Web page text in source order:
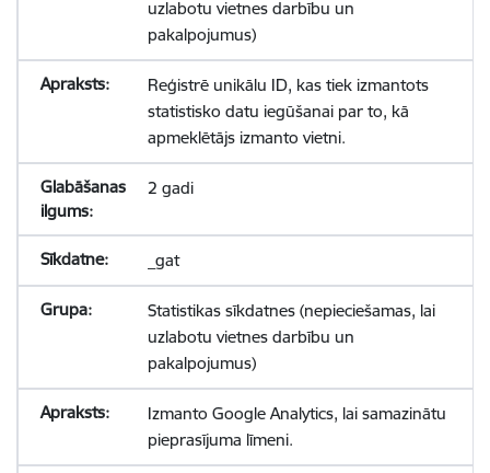
uzlabotu vietnes darbību un
pakalpojumus)
Reģistrē unikālu ID, kas tiek izmantots
statistisko datu iegūšanai par to, kā
apmeklētājs izmanto vietni.
2 gadi
_gat
Statistikas sīkdatnes (nepieciešamas, lai
uzlabotu vietnes darbību un
pakalpojumus)
Izmanto Google Analytics, lai samazinātu
pieprasījuma līmeni.